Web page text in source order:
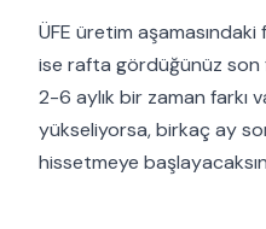
ÜFE üretim
ise rafta gördüğünüz son
2-6 aylık bir zaman farkı
yükseliyorsa, birkaç ay
hissetmeye